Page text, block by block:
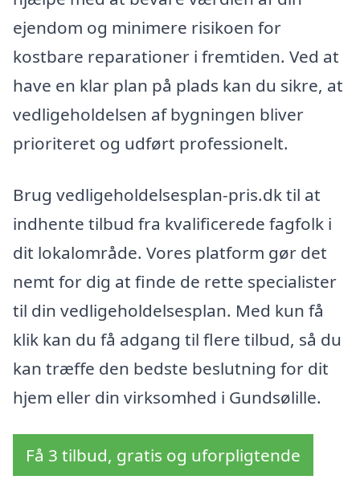
ejendom og minimere risikoen for
kostbare reparationer i fremtiden. Ved at
have en klar plan på plads kan du sikre, at
vedligeholdelsen af bygningen bliver
prioriteret og udført professionelt.
Brug vedligeholdelsesplan-pris.dk til at
indhente tilbud fra kvalificerede fagfolk i
dit lokalområde. Vores platform gør det
nemt for dig at finde de rette specialister
til din vedligeholdelsesplan. Med kun få
klik kan du få adgang til flere tilbud, så du
kan træffe den bedste beslutning for dit
hjem eller din virksomhed i Gundsølille.
Få 3 tilbud, gratis og uforpligtende